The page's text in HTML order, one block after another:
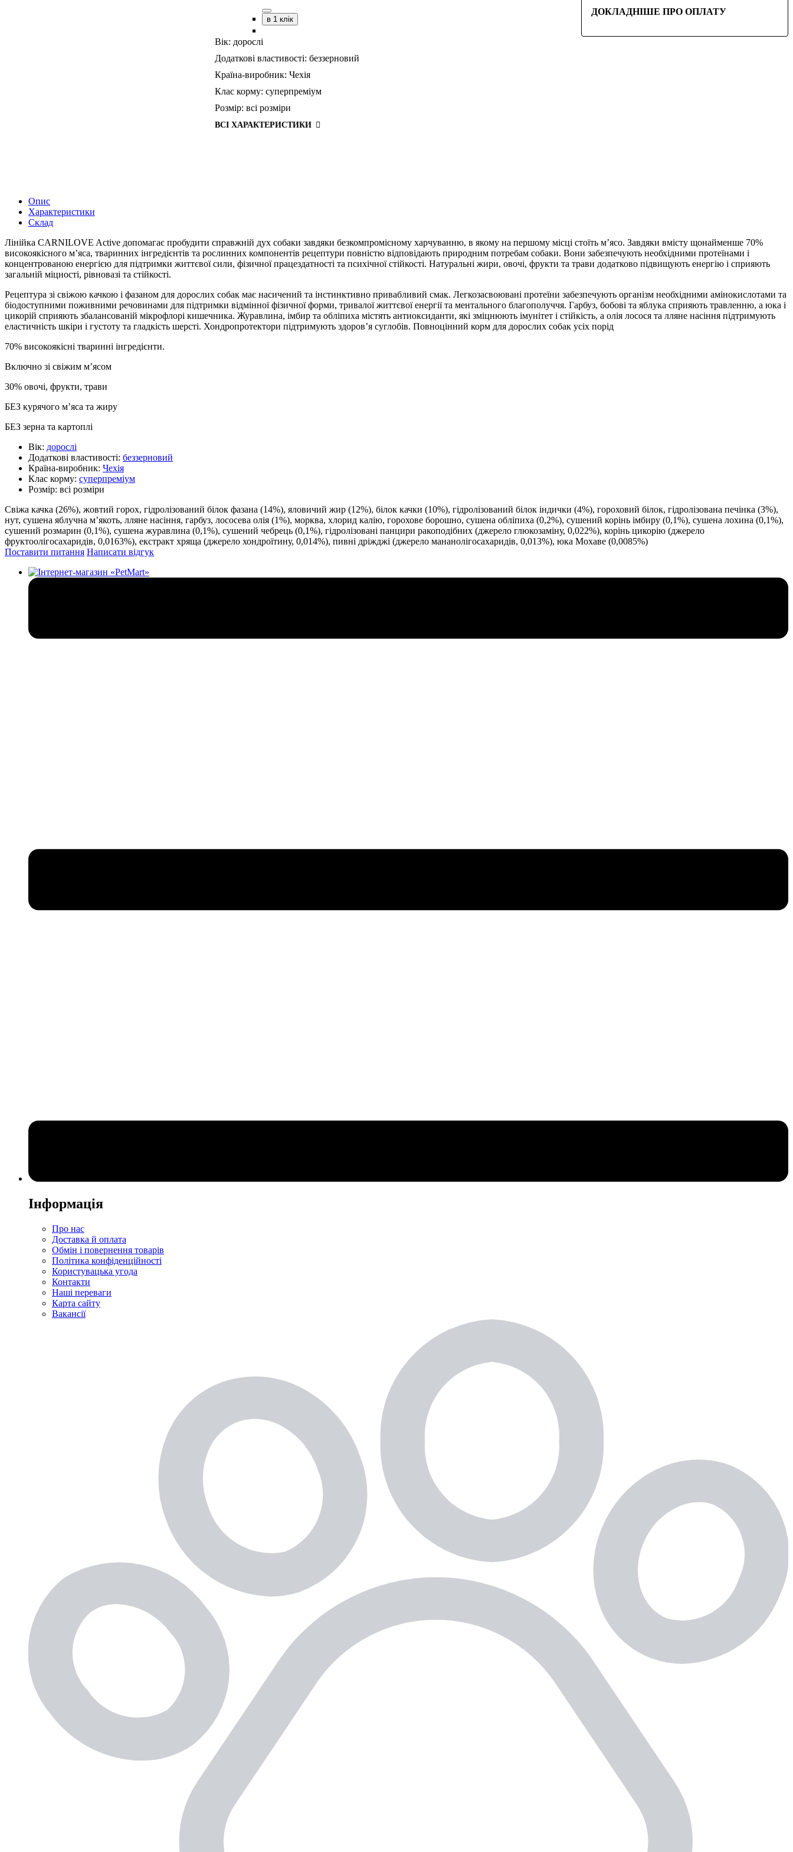
ДОКЛАДНІШЕ ПРО ОПЛАТУ
в 1 клік
Вік: дорослі
Додаткові властивості: беззерновий
Країна-виробник: Чехія
Клас корму: суперпреміум
Розмір: всі розміри
ВСІ ХАРАКТЕРИСТИКИ
Опис
Характеристики
Склад
Лінійка CARNILOVE Active допомагає пробудити справжній дух собаки завдяки безкомпромісному харчуванню, в якому на першому місці стоїть м’ясо. Завдяки вмісту щонайменше 70%
високоякісного м’яса, тваринних інгредієнтів та рослинних компонентів рецептури повністю відповідають природним потребам собаки. Вони забезпечують необхідними протеїнами і
концентрованою енергією для підтримки життєвої сили, фізичної працездатності та психічної стійкості. Натуральні жири, овочі, фрукти та трави додатково підвищують енергію і сприяють
загальній міцності, рівновазі та стійкості.
Рецептура зі свіжою качкою і фазаном для дорослих собак має насичений та інстинктивно привабливий смак. Легкозасвоювані протеїни забезпечують організм необхідними амінокислотами та
біодоступними поживними речовинами для підтримки відмінної фізичної форми, тривалої життєвої енергії та ментального благополуччя. Гарбуз, бобові та яблука сприяють травленню, а юка і
цикорій сприяють збалансованій мікрофлорі кишечника. Журавлина, імбир та обліпиха містять антиоксиданти, які зміцнюють імунітет і стійкість, а олія лосося та лляне насіння підтримують
еластичність шкіри і густоту та гладкість шерсті. Хондропротектори підтримують здоров’я суглобів. Повноцінний корм для дорослих собак усіх порід
70% високоякісні тваринні інгредієнти.
Включно зі свіжим м’ясом
30% овочі, фрукти, трави
БЕЗ курячого м’яса та жиру
БЕЗ зерна та картоплі
Вік: дорослі
Додаткові властивості: беззерновий
Країна-виробник: Чехія
Клас корму: суперпреміум
Розмір: всі розміри
Свіжа качка (26%), жовтий горох, гідролізований білок фазана (14%), яловичий жир (12%), білок качки (10%), гідролізований білок індички (4%), гороховий білок, гідролізована печінка (3%),
нут, сушена яблучна м’якоть, лляне насіння, гарбуз, лососева олія (1%), морква, хлорид калію, горохове борошно, сушена обліпиха (0,2%), сушений корінь імбиру (0,1%), сушена лохина (0,1%),
сушений розмарин (0,1%), сушена журавлина (0,1%), сушений чебрець (0,1%), гідролізовані панцири ракоподібних (джерело глюкозаміну, 0,022%), корінь цикорію (джерело
фруктоолігосахаридів, 0,0163%), екстракт хряща (джерело хондроїтину, 0,014%), пивні дріжджі (джерело мананолігосахаридів, 0,013%), юка Мохаве (0,0085%)
Поставити питання Написати відгук
Інформація
Про нас
Доставка й оплата
Обмін і повернення товарів
Політика конфіденційності
Користувацька угода
Контакти
Наші переваги
Карта сайту
Вакансії